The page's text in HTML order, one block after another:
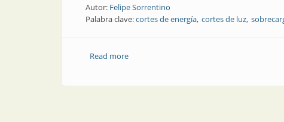
Autor: Felipe Sorrentino
Palabra clave:cortes de energía cortes de luz
Read moreabout Medidas que anticipan el aumento y